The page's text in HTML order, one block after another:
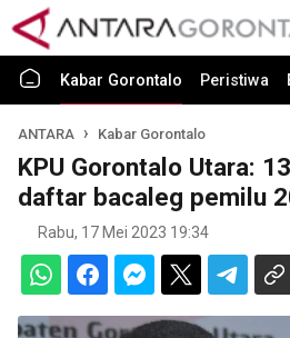
Kabar Gorontalo Peristiwa
ANTARA Kabar Gorontalo
KPU Gorontalo Utara:
daftar bacaleg pemilu
Rabu, 17 Mei 2023 19:34